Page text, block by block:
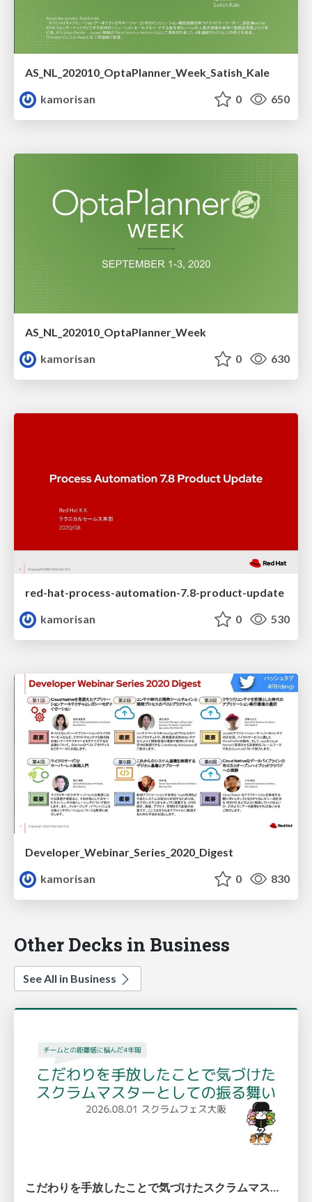
AS_NL_202010_OptaPlanner_Week_Satish_Kale
kamorisan
0 650
AS_NL_202010_OptaPlanner_Week
kamorisan
0 630
red-hat-process-automation-7.8-product-update
kamorisan
0 530
Developer_Webinar_Series_2020_Digest
kamorisan
0 830
Other Decks in Business
See All in Business